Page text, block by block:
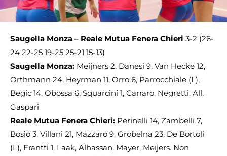
Saugella Monza – Reale Mutua Fenera Chieri 3-2 (26-
24 22-25 19-25 25-21 15-13)
Saugella Monza: Meijners 2, Danesi 9, Van Hecke 12,
Orthmann 24, Heyrman 11, Orro 6, Parrocchiale (L),
Begic 14, Obossa 6, Squarcini 1, Carraro, Negretti. All.
Gaspari
Reale Mutua Fenera Chieri: Perinelli 14, Zambelli 7,
Bosio 3, Villani 21, Mazzaro 9, Grobelna 23, De Bortoli
(L), Frantti 1, Laak, Alhassan, Mayer, Meijers. Non